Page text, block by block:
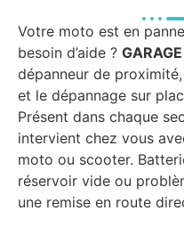
Votre moto est en panne
besoin d’aide ?
dépanneur de
et le dépannage sur
Présent dans chaque
intervient chez vous
moto ou scooter.
réservoir vide ou
une remise en route